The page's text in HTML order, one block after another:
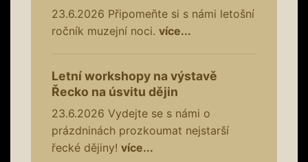
23.6.2026 Připomeňte si s námi letošní
ročník muzejní noci. více...
Letní workshopy na výstavě
Řecko na úsvitu dějin
23.6.2026 Vydejte se s námi o
prázdninách prozkoumat nejstarší
řecké dějiny! více...